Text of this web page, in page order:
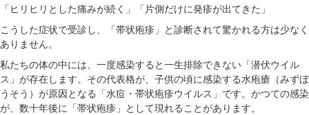
「ヒリヒリとした痛みが続く」「片側だけに発疹が出てきた」
こうした症状で受診し、「帯状疱疹」と診断されて驚かれる方は少なく
ありません。
私たちの体の中には、一度感染すると一生排除できない「潜伏ウイル
ス」が存在します。その代表格が、子供の頃に感染する水疱瘡（みずぼ
うそう）が原因となる「水痘・帯状疱疹ウイルス」です。かつての感染
が、数十年後に「帯状疱疹」として現れることがあります。